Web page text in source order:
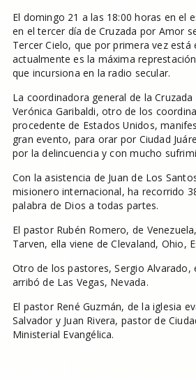
El domingo 21 a las 18:00 horas en el
en el tercer día de Cruzada por Amor
Tercer Cielo, que por primera vez
actualmente es la máxima
que incursiona en la radio secular.
La coordinadora general de la
Verónica Garibaldi, otro de los
procedente de Estados Unidos,
gran evento, para orar por Ciudad
por la delincuencia y con mucho
Con la asistencia de Juan de Los
misionero internacional, ha recorrido
palabra de Dios a todas partes.
El pastor Rubén Romero, de
Tarven, ella viene de Clevaland, Ohio,
Otro de los pastores, Sergio Alvarado,
arribó de Las Vegas, Nevada.
El pastor René Guzmán, de la iglesia
Salvador y Juan Rivera, pastor de
Ministerial Evangélica.